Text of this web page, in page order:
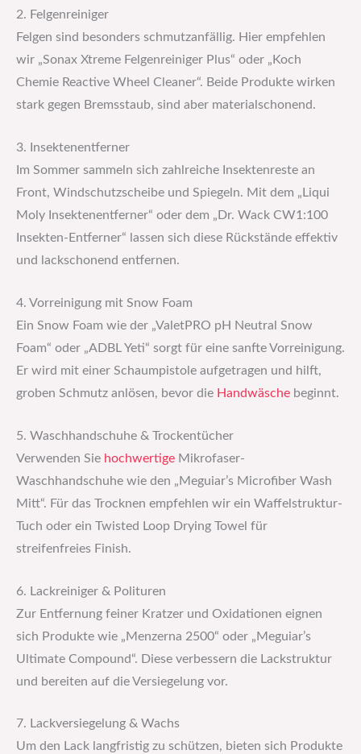
2. Felgenreiniger
Felgen sind besonders schmutzanfällig. Hier empfehlen
wir „Sonax Xtreme Felgenreiniger Plus“ oder „Koch
Chemie Reactive Wheel Cleaner“. Beide Produkte wirken
stark gegen Bremsstaub, sind aber materialschonend.
3. Insektenentferner
Im Sommer sammeln sich zahlreiche Insektenreste an
Front, Windschutzscheibe und Spiegeln. Mit dem „Liqui
Moly Insektenentferner“ oder dem „Dr. Wack CW1:100
Insekten-Entferner“ lassen sich diese Rückstände effektiv
und lackschonend entfernen.
4. Vorreinigung mit Snow Foam
Ein Snow Foam wie der „ValetPRO pH Neutral Snow
Foam“ oder „ADBL Yeti“ sorgt für eine sanfte Vorreinigung.
Er wird mit einer Schaumpistole aufgetragen und hilft,
groben Schmutz anlösen, bevor die Handwäsche beginnt.
5. Waschhandschuhe & Trockentücher
Verwenden Sie hochwertige Mikrofaser-
Waschhandschuhe wie den „Meguiar’s Microfiber Wash
Mitt“. Für das Trocknen empfehlen wir ein Waffelstruktur-
Tuch oder ein Twisted Loop Drying Towel für
streifenfreies Finish.
6. Lackreiniger & Polituren
Zur Entfernung feiner Kratzer und Oxidationen eignen
sich Produkte wie „Menzerna 2500“ oder „Meguiar’s
Ultimate Compound“. Diese verbessern die Lackstruktur
und bereiten auf die Versiegelung vor.
7. Lackversiegelung & Wachs
Um den Lack langfristig zu schützen, bieten sich Produkte